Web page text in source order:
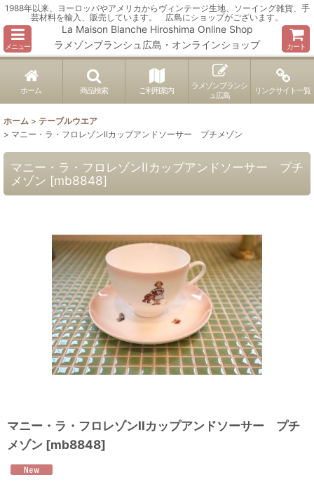
1988年以来、ヨーロッパやアメリカからヴィンテージ生地、ソーイング雑貨、手
芸材料を輸入、販売しています。 広島にショップがございます。
メニュー
La Maison Blanche Hiroshima Online Shop
ラメゾンブランシュ広島・オンラインショップ
カート
ホーム 商品検索 ご利用案内
ラメゾンブランシ
ュ広島
リンクサイト一覧
ホーム > テーブルウエア
> マニー・ラ・フロレゾンIIカップアンドソーサー プチメゾン
マニー・ラ・フロレゾンIIカップアンドソーサー プチ
メゾン [mb8848]
マニー・ラ・フロレゾンIIカップアンドソーサー プチ
メゾン [mb8848]